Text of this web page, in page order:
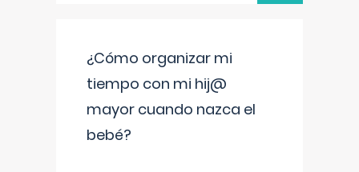
¿Cómo organizar mi
tiempo con mi hij@
mayor cuando nazca el
bebé?